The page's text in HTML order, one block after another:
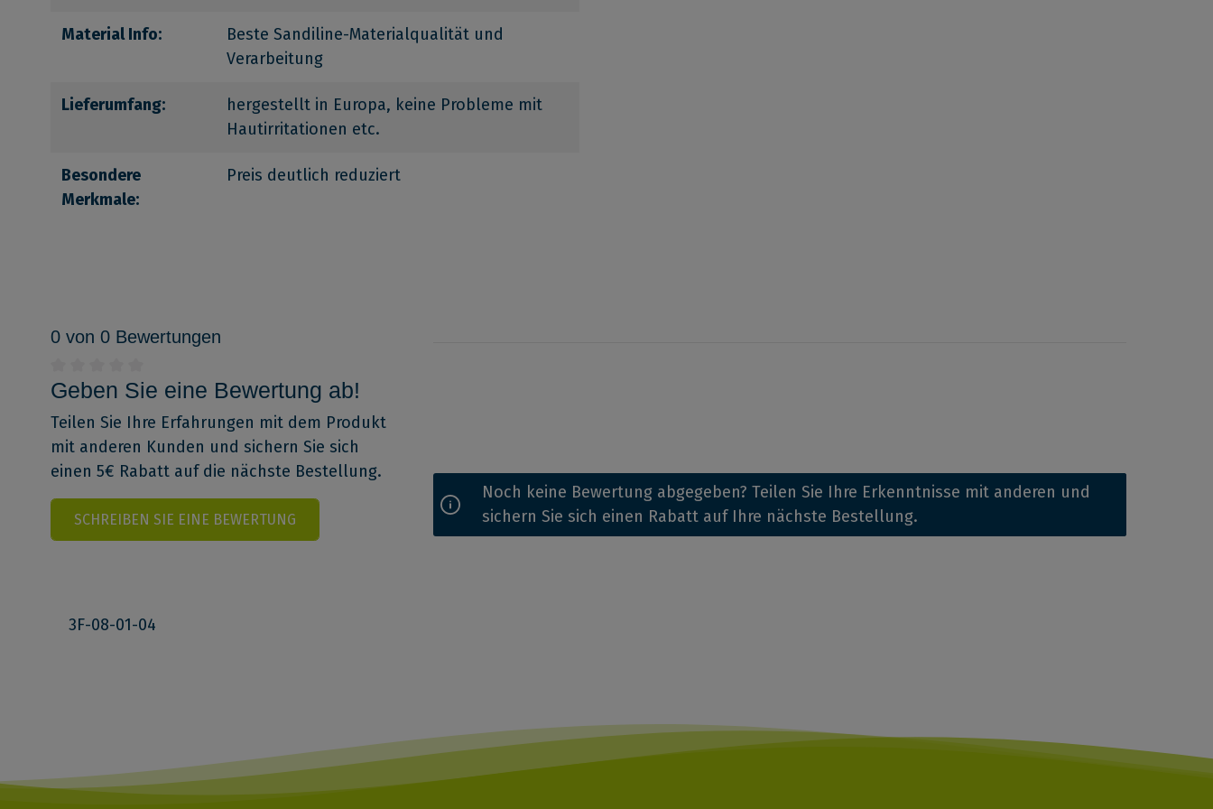
Material Info:
Beste Sandiline-Materialqualität und
Verarbeitung
Lieferumfang:
hergestellt in Europa, keine Probleme mit
Hautirritationen etc.
Besondere
Merkmale:
Preis deutlich reduziert
0 von 0 Bewertungen
Geben Sie eine Bewertung ab!
Teilen Sie Ihre Erfahrungen mit dem Produkt
mit anderen Kunden und sichern Sie sich
einen 5€ Rabatt auf die nächste Bestellung.
SCHREIBEN SIE EINE BEWERTUNG
Noch keine Bewertung abgegeben? Teilen Sie Ihre Erkenntnisse mit anderen und
sichern Sie sich einen Rabatt auf Ihre nächste Bestellung.
3F-08-01-04